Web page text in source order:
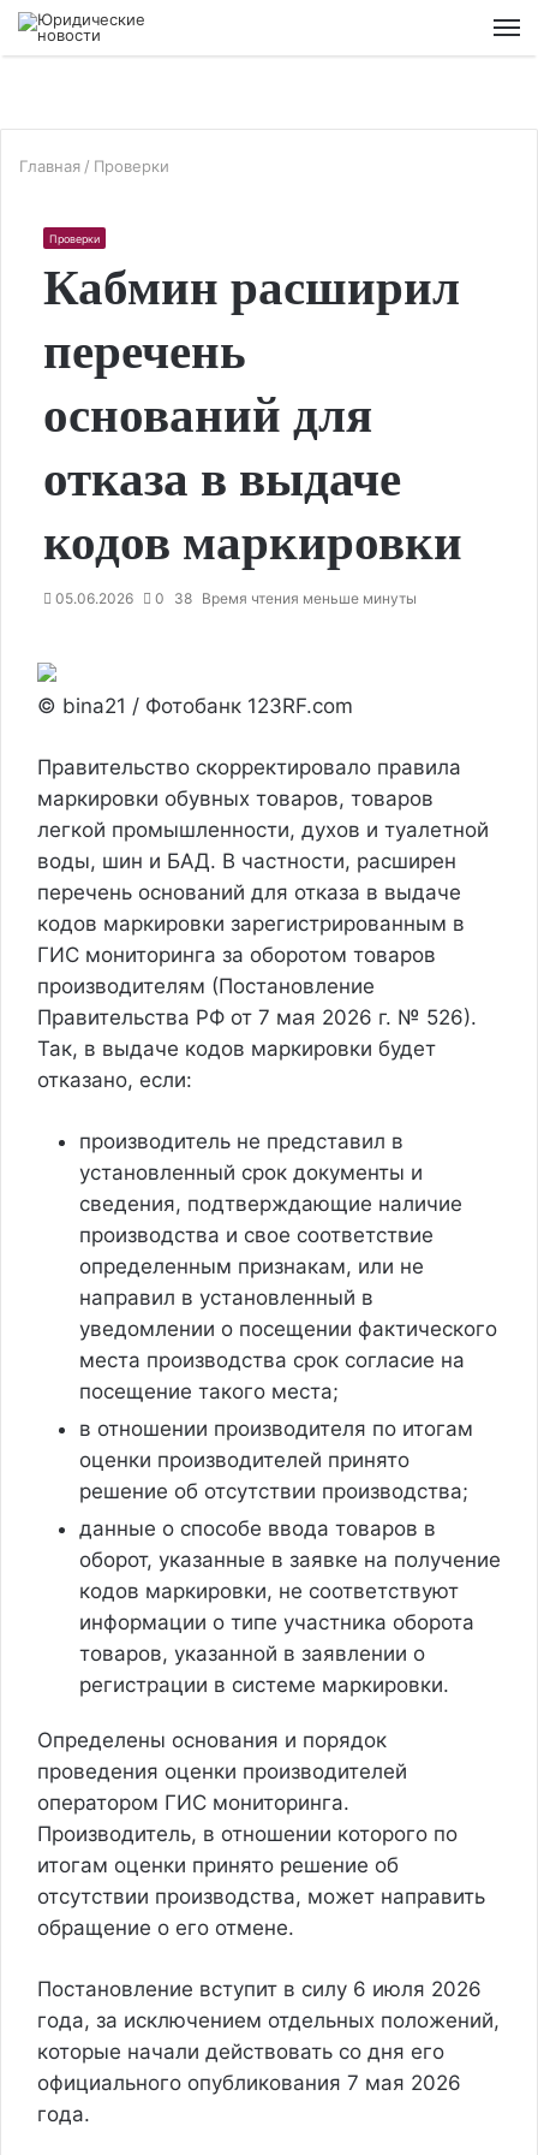
Главная / Проверки
Проверки
Кабмин расширил
перечень
оснований для
отказа в выдаче
кодов маркировки
05.06.2026 0 38 Время чтения меньше минуты
© bina21 / Фотобанк 123RF.com
Правительство скорректировало правила
маркировки обувных товаров, товаров
легкой промышленности, духов и туалетной
воды, шин и БАД. В частности, расширен
перечень оснований для отказа в выдаче
кодов маркировки зарегистрированным в
ГИС мониторинга за оборотом товаров
производителям (Постановление
Правительства РФ от 7 мая 2026 г. № 526).
Так, в выдаче кодов маркировки будет
отказано, если:
производитель не представил в
установленный срок документы и
сведения, подтверждающие наличие
производства и свое соответствие
определенным признакам, или не
направил в установленный в
уведомлении о посещении фактического
места производства срок согласие на
посещение такого места;
в отношении производителя по итогам
оценки производителей принято
решение об отсутствии производства;
данные о способе ввода товаров в
оборот, указанные в заявке на получение
кодов маркировки, не соответствуют
информации о типе участника оборота
товаров, указанной в заявлении о
регистрации в системе маркировки.
Определены основания и порядок
проведения оценки производителей
оператором ГИС мониторинга.
Производитель, в отношении которого по
итогам оценки принято решение об
отсутствии производства, может направить
обращение о его отмене.
Постановление вступит в силу 6 июля 2026
года, за исключением отдельных положений,
которые начали действовать со дня его
официального опубликования 7 мая 2026
года.